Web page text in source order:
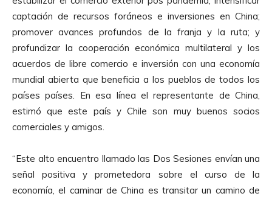
captación de recursos foráneos e inversiones en China;
promover avances profundos de la franja y la ruta; y
profundizar la cooperación económica multilateral y los
acuerdos de libre comercio e inversión con una economía
mundial abierta que beneficia a los pueblos de todos los
países países. En esa línea el representante de China,
estimó que este país y Chile son muy buenos socios
comerciales y amigos.
“Este alto encuentro llamado las Dos Sesiones envían una
señal positiva y prometedora sobre el curso de la
economía, el caminar de China es transitar un camino de